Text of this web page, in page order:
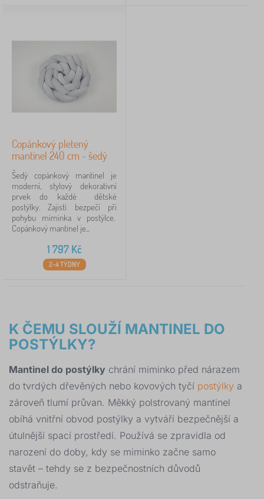
Copánkový pletený
mantinel 240 cm - šedý
Šedý copánkový mantinel je
moderní, stylový dekorativní
prvek do každé dětské
postýlky. Zajistí bezpečí při
pohybu miminka v postýlce.
Copánkový mantinel je...
1 797Kč
2-4 TÝDNY
K ČEMU SLOUŽÍ MANTINEL DO
POSTÝLKY?
Mantinel do postýlky chrání miminko před nárazem
do tvrdých dřevěných nebo kovových tyčí postýlky a
zároveň tlumí průvan. Měkký polstrovaný mantinel
obíhá vnitřní obvod postýlky a vytváří bezpečnější a
útulnější spací prostředí. Používá se zpravidla od
narození do doby, kdy se miminko začne samo
stavět – tehdy se z bezpečnostních důvodů
odstraňuje.